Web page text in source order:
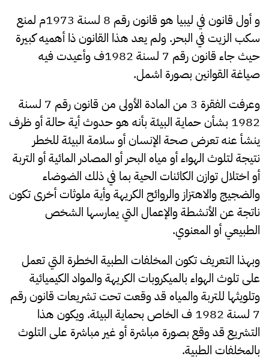
و أول قانون في ليبيا هو قانون رقم 8 لسنة 1973م لمنع
سكب الزيت في البحر. ولم يعد هذا القانون ذا أهميه كبيرة
حيث جاء قانون رقم 7 لسنة 1982ف وأعيدت فيه
صياغة القوانين بصورة اشمل.
وعرفت الفقرة 3 من المادة الأولى من قانون رقم 7 لسنة
1982 بشأن حماية البيئة بأنه هو حدوث أية حالة أو ظرف
ينشأ عنه تعرض صحة الإنسان أو سلامة البيئة للخطر
نتيجة لتلوث الهواء أو مياه البحر أو المصادر المائية أو التربة
أو اختلال توازن الكائنات الحية بما في ذلك الضوضاء
والضجيج والاهتزاز والروائح الكريهة وأية ملوثات أخرى تكون
ناتجة عن الأنشطة والإعمال التي يمارسها الشخص
الطبيعي أو المعنوي.
وبهذا التعريف تكون المخلفات الطبية الخطرة التي تعمل
على تلوث الهواء بالميكروبات الكريهة والمواد الكيميائية
وتلويثها للتربة والمياه قد وقعت تحت تشريعات قانون رقم
7 لسنة 1982 ف الخاص بحماية البيئة. ويكون هذا
التشريع قد وقع بصورة مباشرة أو غير مباشرة على التلوث
بالمخلفات الطبية.